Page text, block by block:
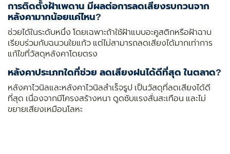
การติดตั้งฝ้าเพดาน มีผลต่อการลดเสียงรบกวนจาก
หลังคามากน้อยแค่ไหน?
ช่วยได้ในระดับหนึ่ง โดยเฉพาะถ้าใช้ฝ้าแบบอะคูสติกหรือฝ้าฉาบ
เรียบร่วมกับฉนวนใยแก้ว แต่ไม่สามารถลดเสียงได้มากเท่าการ
แก้ไขที่วัสดุหลังคาโดยตรง
หลังคาประเภทใดที่ช่วย ลดเสียงฝนได้ดีที่สุด ในตลาด?
หลังคาไวนิลและหลังคาไวนิลสำเร็จรูป เป็นวัสดุที่ลดเสียงได้ดี
ที่สุด เนื่องจากมีโครงสร้างหนา ดูดซับแรงสั่นสะเทือน และไม่
ขยายเสียงเหมือนโลหะ